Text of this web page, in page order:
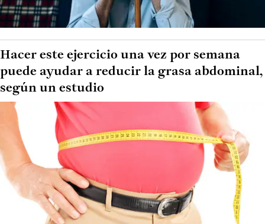
Hacer este ejercicio una vez por semana
puede ayudar a reducir la grasa abdominal,
según un estudio